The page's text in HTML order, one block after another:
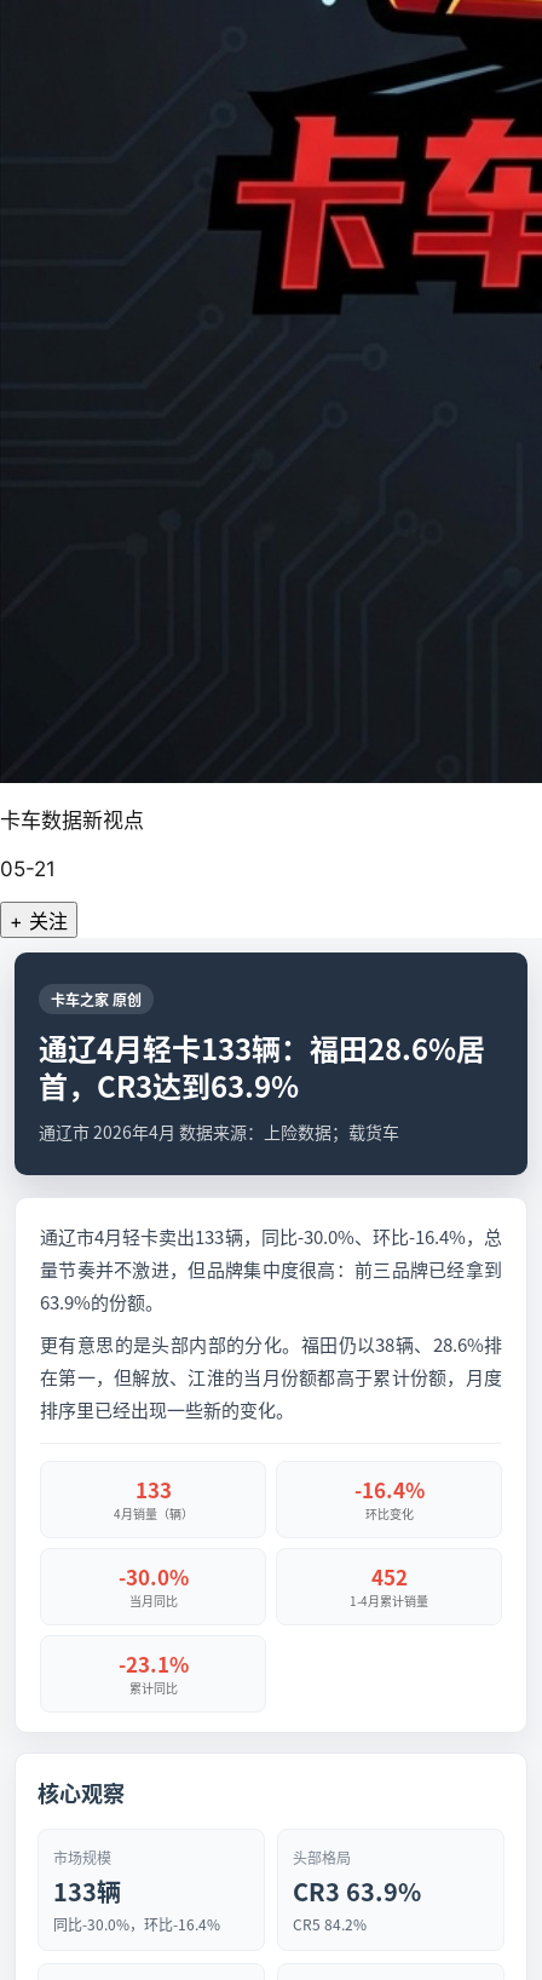
卡车数据新视点
05-21
+ 关注
卡车之家 原创
通辽4月轻卡133辆：福田28.6%居
首，CR3达到63.9%
通辽市 2026年4月 数据来源：上险数据；载货车
通辽市4月轻卡卖出133辆，同比-30.0%、环比-16.4%，总
量节奏并不激进，但品牌集中度很高：前三品牌已经拿到
63.9%的份额。
更有意思的是头部内部的分化。福田仍以38辆、28.6%排
在第一，但解放、江淮的当月份额都高于累计份额，月度
排序里已经出现一些新的变化。
133
4月销量（辆）
-16.4%
环比变化
-30.0%
当月同比
452
1-4月累计销量
-23.1%
累计同比
核心观察
市场规模
133辆
同比-30.0%，环比-16.4%
头部格局
CR3 63.9%
CR5 84.2%